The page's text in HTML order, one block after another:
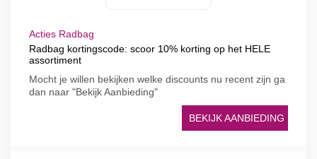
Acties Radbag
Radbag kortingscode: scoor 10% korting op het HELE
assortiment
Mocht je willen bekijken welke discounts nu recent zijn ga
dan naar "Bekijk Aanbieding"
BEKIJK AANBIEDING